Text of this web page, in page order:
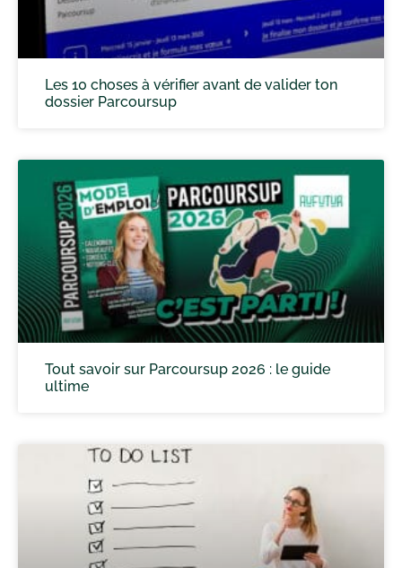
Les 10 choses à vérifier avant de valider ton
dossier Parcoursup
Tout savoir sur Parcoursup 2026 : le guide
ultime